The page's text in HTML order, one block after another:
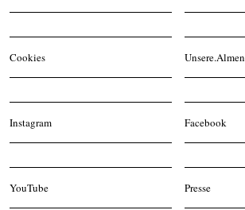
Cookies Unsere.Almen
Instagram Facebook
YouTube Presse